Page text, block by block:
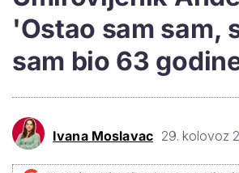
'Ostao sam sam,
sam bio 63
Ivana Moslavac 29. kolovoz